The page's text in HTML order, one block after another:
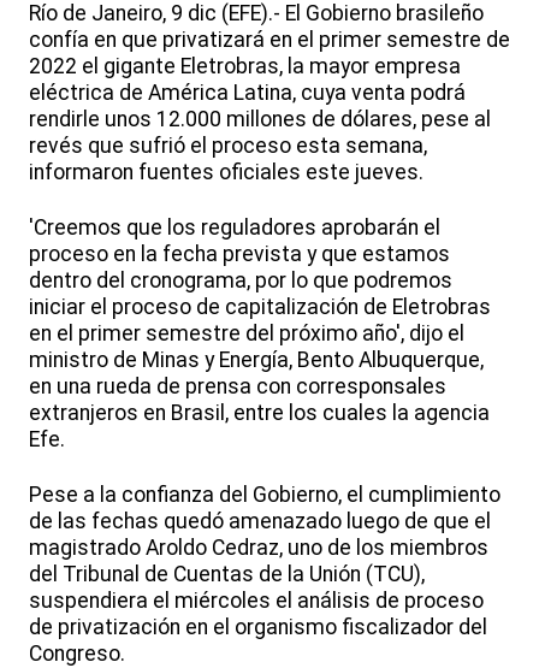
Río de Janeiro, 9 dic (EFE).- El Gobierno brasileño
confía en que privatizará en el primer semestre de
2022 el gigante Eletrobras, la mayor empresa
eléctrica de América Latina, cuya venta podrá
rendirle unos 12.000 millones de dólares, pese al
revés que sufrió el proceso esta semana,
informaron fuentes oficiales este jueves.
'Creemos que los reguladores aprobarán el
proceso en la fecha prevista y que estamos
dentro del cronograma, por lo que podremos
iniciar el proceso de capitalización de Eletrobras
en el primer semestre del próximo año', dijo el
ministro de Minas y Energía, Bento Albuquerque,
en una rueda de prensa con corresponsales
extranjeros en Brasil, entre los cuales la agencia
Efe.
Pese a la confianza del Gobierno, el cumplimiento
de las fechas quedó amenazado luego de que el
magistrado Aroldo Cedraz, uno de los miembros
del Tribunal de Cuentas de la Unión (TCU),
suspendiera el miércoles el análisis de proceso
de privatización en el organismo fiscalizador del
Congreso.